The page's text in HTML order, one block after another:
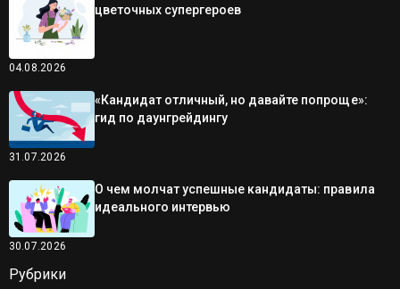
04.08.2026
цветочных супергероев
31.07.2026
«Кандидат отличный, но давайте попроще»:
гид по даунгрейдингу
30.07.2026
О чем молчат успешные кандидаты: правила
идеального интервью
Рубрики